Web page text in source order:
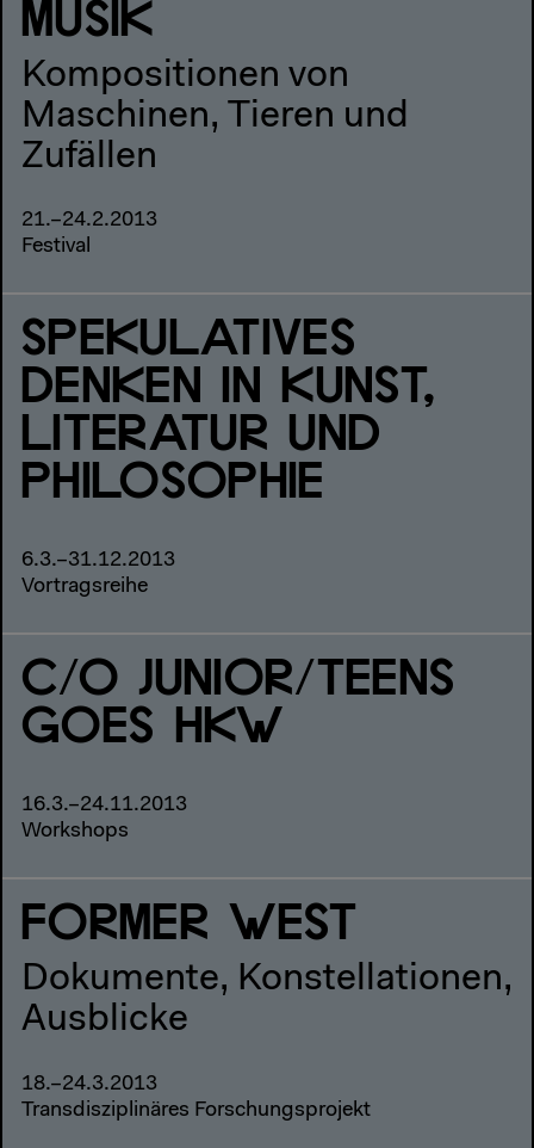
MUSIK
Kompositionen von
Maschinen, Tieren und
Zufällen
21.–24.2.2013
Festival
SPEKULATIVES
DENKEN IN KUNST,
LITERATUR UND
PHILOSOPHIE
6.3.–31.12.2013
Vortragsreihe
C/O JUNIOR/TEENS
GOES HKW
16.3.–24.11.2013
Workshops
FORMER WEST
Dokumente, Konstellationen,
Ausblicke
18.–24.3.2013
Transdisziplinäres Forschungsprojekt